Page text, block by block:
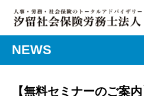
NEWS
【無料セミナーのご案